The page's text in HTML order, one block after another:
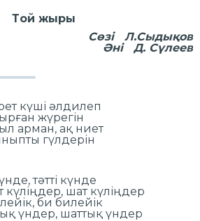
Той жыры
Сөзі Л.Сыдықов
Әні Д. Сүлеев
күші әлдилеп
жүрегін
арман, ақ ниет
гүлдерін
тәтті күнде
шат күліңдер
би билейік
үндер, шаттық үндер